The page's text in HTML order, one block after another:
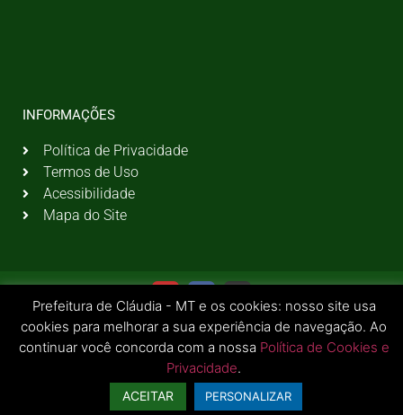
INFORMAÇÕES
Política de Privacidade
Termos de Uso
Acessibilidade
Mapa do Site
© 2026 Todos os Direitos Reservados | Prefeitura Municipal de Cláudia - MT
Prefeitura de Cláudia - MT e os cookies: nosso site usa
cookies para melhorar a sua experiência de navegação. Ao
continuar você concorda com a nossa Política de Cookies e
Privacidade.
ACEITAR PERSONALIZAR